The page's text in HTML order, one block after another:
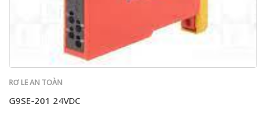
RƠ LE AN TOÀN
G9SE-201 24VDC